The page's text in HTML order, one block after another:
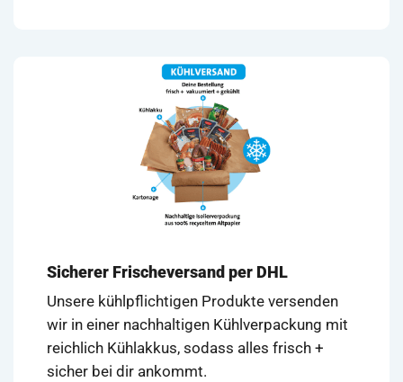
Sicherer Frischeversand per DHL
Unsere kühlpflichtigen Produkte versenden
wir in einer nachhaltigen Kühlverpackung mit
reichlich Kühlakkus, sodass alles frisch +
sicher bei dir ankommt.